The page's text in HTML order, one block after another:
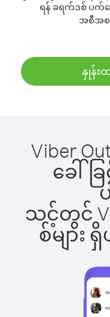
ရန် ခရက်ဒစ် ပက်က
အစီအစ
နှုန်းထ
Viber
ခေါ်
သင့်တွင်
စ်မျာ